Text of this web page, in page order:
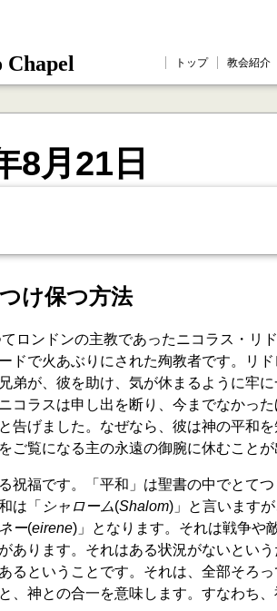
Chapel トップ 教会紹介
8月21日
け保つ方法
ロンドンの主教であったニコラス・リ
ドで火あぶりにされた殉教者です。リ
弟が、彼を助け、気が休まるように牢
コラスは申し出を断り、今までなかっ
告げました。なぜなら、彼は神の平和
ご覧になる主の永遠の御腕に休むことが
祝福です。「平和」は聖書の中でとてつ
は「 シャローム(Shalom)」と言います
ー(eirene)」となります。それは戦争や
あります。それはある状況がないとい
るということです。それは、全部そろ
、神との合一を意味します。すなわち